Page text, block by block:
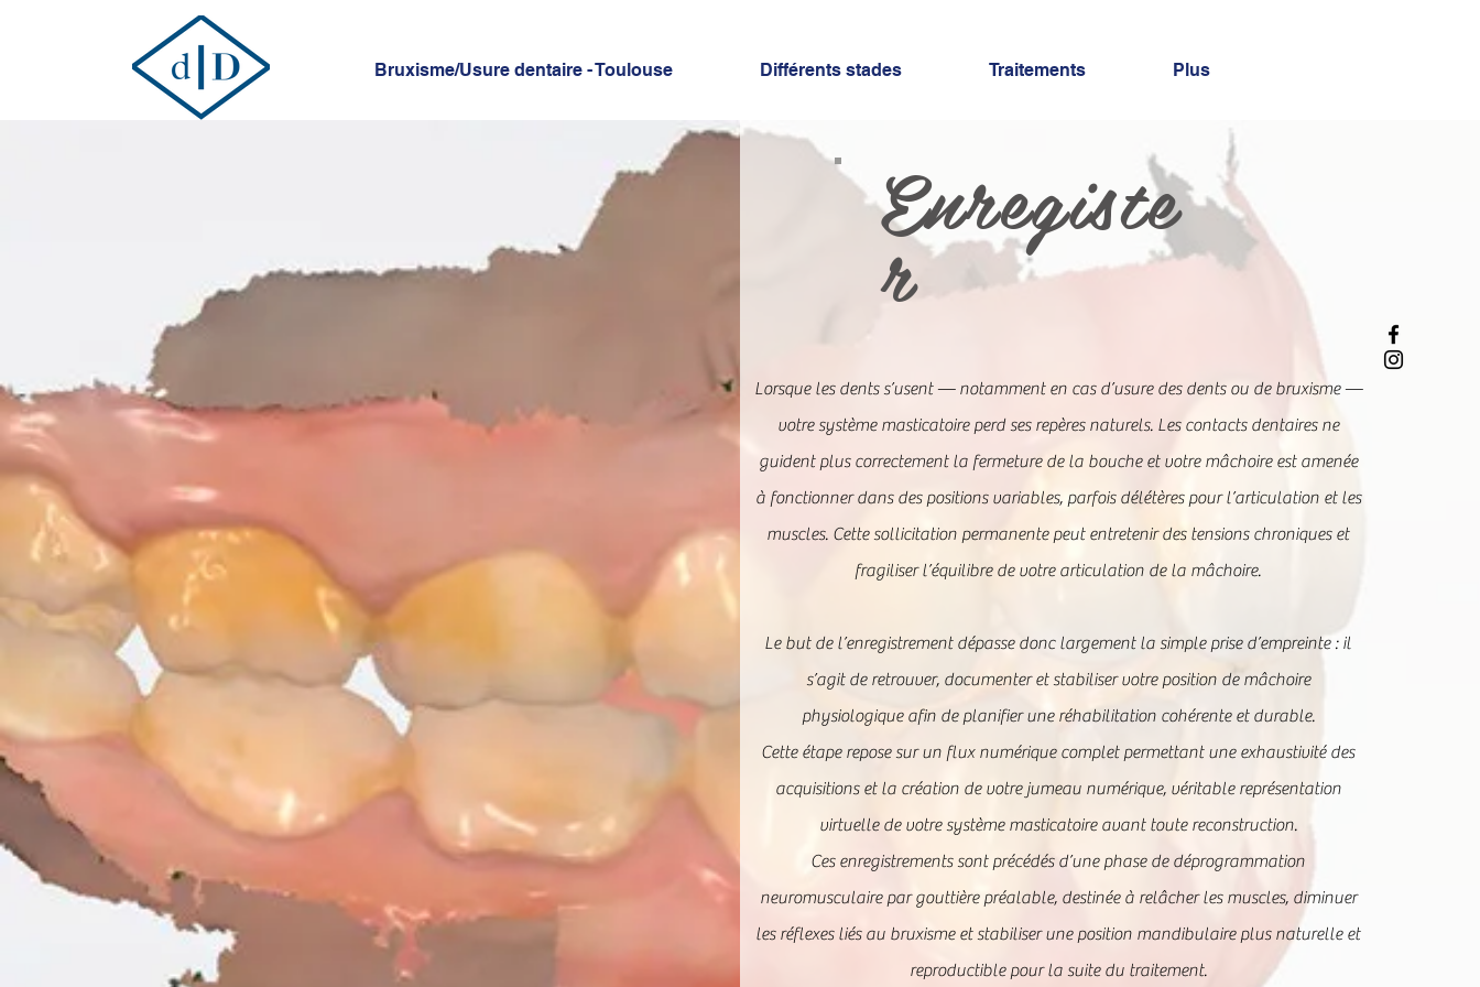
Bruxisme/Usure dentaire - Toulouse Différents stades Traitements Plus
Enregiste
r
Lorsque les dents s’usent — notamment en cas d’usure des dents ou de bruxisme —
votre système masticatoire perd ses repères naturels. Les contacts dentaires ne
guident plus correctement la fermeture de la bouche et votre mâchoire est amenée
à fonctionner dans des positions variables, parfois délétères pour l’articulation et les
muscles. Cette sollicitation permanente peut entretenir des tensions chroniques et
fragiliser l’équilibre de votre articulation de la mâchoire.
Le but de l’enregistrement dépasse donc largement la simple prise d’empreinte : il
s’agit de retrouver, documenter et stabiliser votre position de mâchoire
physiologique afin de planifier une réhabilitation cohérente et durable.
Cette étape repose sur un flux numérique complet permettant une exhaustivité des
acquisitions et la création de votre jumeau numérique, véritable représentation
virtuelle de votre système masticatoire avant toute reconstruction.
Ces enregistrements sont précédés d’une phase de déprogrammation
neuromusculaire par gouttière préalable, destinée à relâcher les muscles, diminuer
les réflexes liés au bruxisme et stabiliser une position mandibulaire plus naturelle et
reproductible pour la suite du traitement.